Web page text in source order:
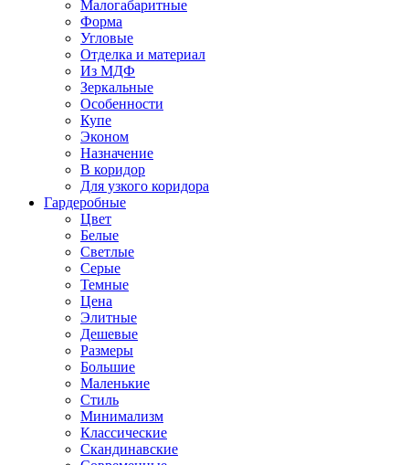
Малогабаритные
Форма
Угловые
Отделка и материал
Из МДФ
Зеркальные
Особенности
Купе
Эконом
Назначение
В коридор
Для узкого коридора
Гардеробные
Цвет
Белые
Светлые
Серые
Темные
Цена
Элитные
Дешевые
Размеры
Большие
Маленькие
Стиль
Минимализм
Классические
Скандинавские